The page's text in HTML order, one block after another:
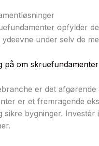
opfylder
ydeevne under selv de
på om
er det
er et fremragende
sikre bygninger.